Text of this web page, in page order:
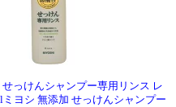
っけんシャンプー専用リンス レ
ヨシ 無添加 せっけんシャンプー